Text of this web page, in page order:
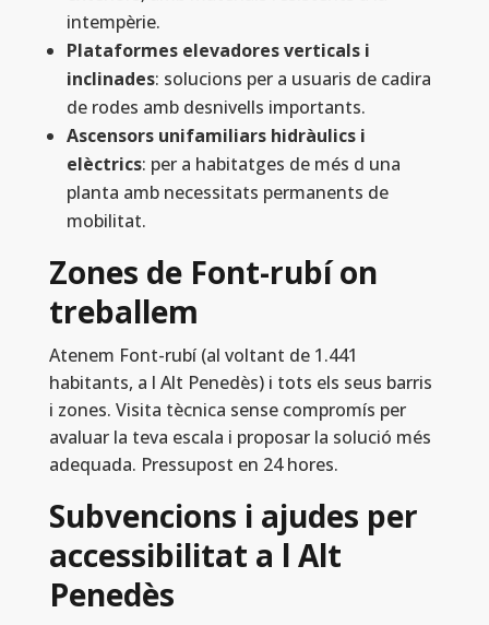
intempèrie.
Plataformes elevadores verticals i
inclinades: solucions per a usuaris de cadira
de rodes amb desnivells importants.
Ascensors unifamiliars hidràulics i
elèctrics: per a habitatges de més d una
planta amb necessitats permanents de
mobilitat.
Zones de Font-rubí on
treballem
Atenem Font-rubí (al voltant de 1.441
habitants, a l Alt Penedès) i tots els seus barris
i zones. Visita tècnica sense compromís per
avaluar la teva escala i proposar la solució més
adequada. Pressupost en 24 hores.
Subvencions i ajudes per
accessibilitat a l Alt
Penedès